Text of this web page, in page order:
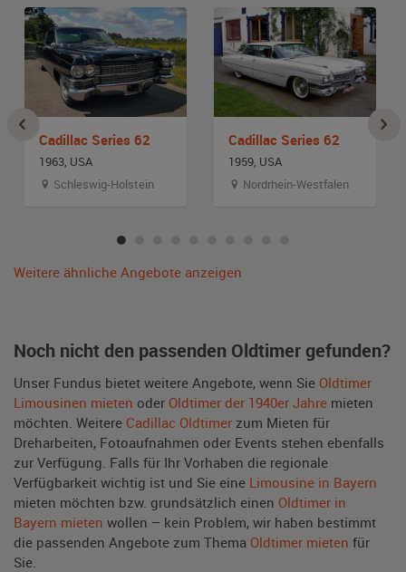
Cadillac Series 62
1963, USA
Schleswig-Holstein
Cadillac Series 62
1959, USA
Nordrhein-Westfalen
Weitere ähnliche Angebote anzeigen
Noch nicht den passenden Oldtimer gefunden?
Unser Fundus bietet weitere Angebote, wenn Sie Oldtimer
Limousinen mieten oder Oldtimer der 1940er Jahre mieten
möchten. Weitere Cadillac Oldtimer zum Mieten für
Dreharbeiten, Fotoaufnahmen oder Events stehen ebenfalls
zur Verfügung. Falls für Ihr Vorhaben die regionale
Verfügbarkeit wichtig ist und Sie eine Limousine in Bayern
mieten möchten bzw. grundsätzlich einen Oldtimer in
Bayern mieten wollen – kein Problem, wir haben bestimmt
die passenden Angebote zum Thema Oldtimer mieten für
Sie.